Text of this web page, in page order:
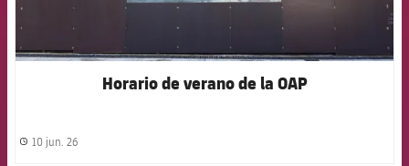
Horario de verano de la OAP
label.share.clock
10 jun. 26